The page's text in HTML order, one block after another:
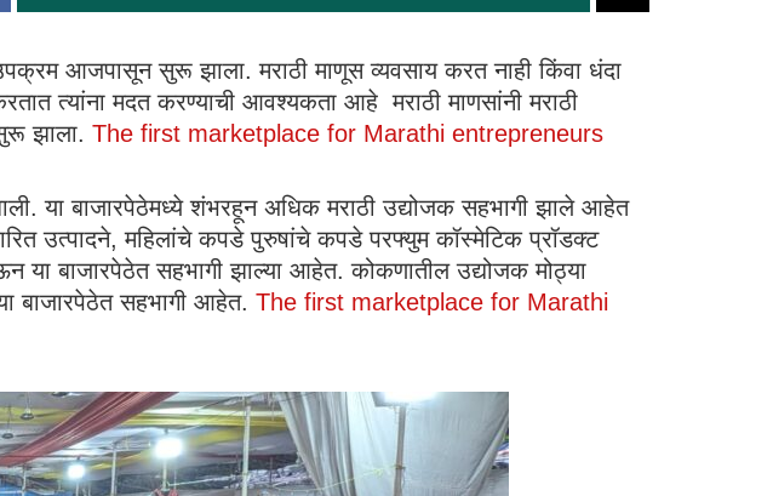
आजपासून सुरू झाला. मराठी माणूस व्यवसाय करत नाही किंवा धंदा
त्यांना मदत करण्याची आवश्यकता आहे मराठी माणसांनी मराठी
झाला. The first marketplace for Marathi entrepreneurs
या बाजारपेठेमध्ये शंभरहून अधिक मराठी उद्योजक सहभागी झाले आहेत
उत्पादने, महिलांचे कपडे पुरुषांचे कपडे परफ्युम कॉस्मेटिक प्रॉडक्ट
या बाजारपेठेत सहभागी झाल्या आहेत. कोकणातील उद्योजक मोठ्या
बाजारपेठेत सहभागी आहेत. The first marketplace for Marathi